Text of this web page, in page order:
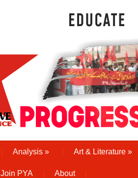
Analysis » Art & Literature »
Join PYA About